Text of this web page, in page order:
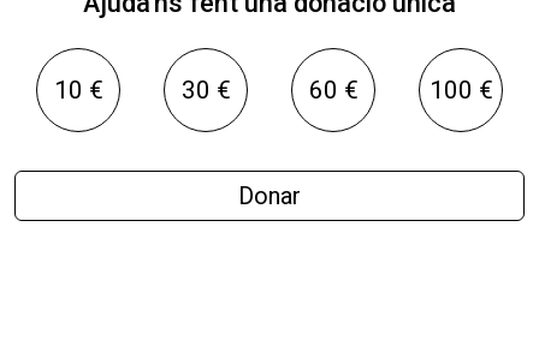
10 € 30 € 60 € 100 €
Donar